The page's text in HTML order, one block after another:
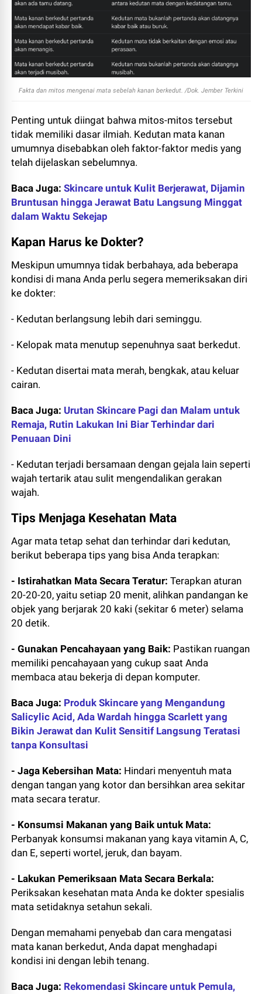
Fakta dan mitos mengenai mata sebelah kanan berkedut. /Dok. Jember Terkini
Penting untuk diingat bahwa mitos-mitos tersebut
tidak memiliki dasar ilmiah. Kedutan mata kanan
umumnya disebabkan oleh faktor-faktor medis yang
telah dijelaskan sebelumnya.
Baca Juga:Skincare untuk Kulit Berjerawat, Dijamin
Bruntusan hingga Jerawat Batu Langsung Minggat
dalam Waktu Sekejap
Kapan Harus ke Dokter?
Meskipun umumnya tidak berbahaya, ada beberapa
kondisi di mana Anda perlu segera memeriksakan diri
ke dokter:
- Kedutan berlangsung lebih dari seminggu.
- Kelopak mata menutup sepenuhnya saat berkedut.
- Kedutan disertai mata merah, bengkak, atau keluar
cairan.
Baca Juga: Urutan Skincare Pagi dan Malam untuk
Remaja, Rutin Lakukan Ini Biar Terhindar dari
Penuaan Dini
- Kedutan terjadi bersamaan dengan gejala lain seperti
wajah tertarik atau sulit mengendalikan gerakan
wajah.
Tips Menjaga Kesehatan Mata
Agar mata tetap sehat dan terhindar dari kedutan,
berikut beberapa tips yang bisa Anda terapkan:
- Istirahatkan Mata Secara Teratur:Terapkan aturan
20-20-20, yaitu setiap 20 menit, alihkan pandangan ke
objek yang berjarak 20 kaki (sekitar 6 meter) selama
20 detik.
- Gunakan Pencahayaan yang Baik: Pastikan ruangan
memiliki pencahayaan yang cukup saat Anda
membaca atau bekerja di depan komputer.
Baca Juga: Produk Skincare yang Mengandung
Salicylic Acid, Ada Wardah hingga Scarlett yang
Bikin Jerawat dan Kulit Sensitif Langsung Teratasi
tanpa Konsultasi
- Jaga Kebersihan Mata: Hindari menyentuh mata
dengan tangan yang kotor dan bersihkan area sekitar
mata secara teratur.
- Konsumsi Makanan yang Baik untuk Mata:
Perbanyak konsumsi makanan yang kaya vitamin A, C,
dan E, seperti wortel, jeruk, dan bayam.
- Lakukan Pemeriksaan Mata Secara Berkala:
Periksakan kesehatan mata Anda ke dokter spesialis
mata setidaknya setahun sekali.
Dengan memahami penyebab dan cara mengatasi
mata kanan berkedut, Anda dapat menghadapi
kondisi ini dengan lebih tenang.
Baca Juga: Rekomendasi Skincare untuk Pemula,